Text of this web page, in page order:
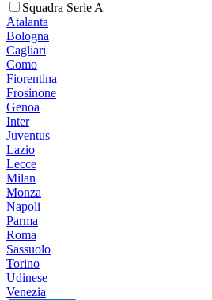
Squadra Serie A
Atalanta
Bologna
Cagliari
Como
Fiorentina
Frosinone
Genoa
Inter
Juventus
Lazio
Lecce
Milan
Monza
Napoli
Parma
Roma
Sassuolo
Torino
Udinese
Venezia